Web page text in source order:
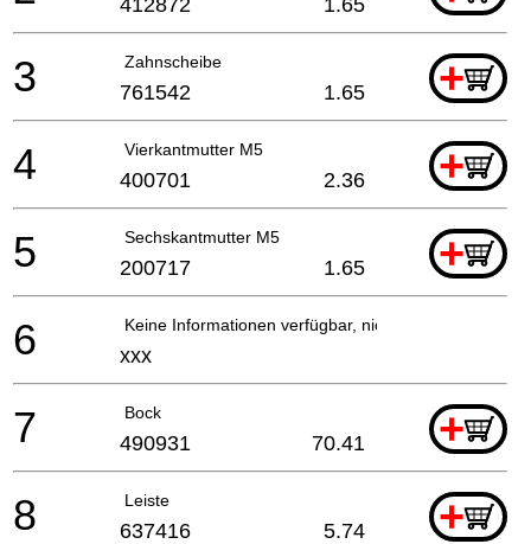
Zahnscheibe +
3 761542 1.65
Vierkantmutter M5 +
4 400701 2.36
Sechskantmutter M5 +
5 200717 1.65
Keine Informationen verfügbar, nicht bestellbar
6 xxx
Bock +
7 490931 70.41
Leiste +
8 637416 5.74